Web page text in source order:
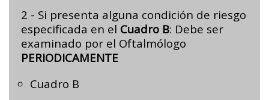
2 - Si presenta alguna condición de riesgo
especificada en el Cuadro B: Debe ser
examinado por el Oftalmólogo
PERIODICAMENTE
Cuadro B